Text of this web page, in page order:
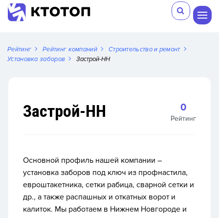
Рейтинг Рейтинг компаний
Строительство и ремонт
Установка заборов
Застрой-НН
Застрой-НН 0
Рейтинг
Основной профиль нашей компании –
установка заборов под ключ из профнастила,
евроштакетника, сетки рабица, сварной сетки и
др., а также распашных и откатных ворот и
калиток. Мы работаем в Нижнем Новгороде и